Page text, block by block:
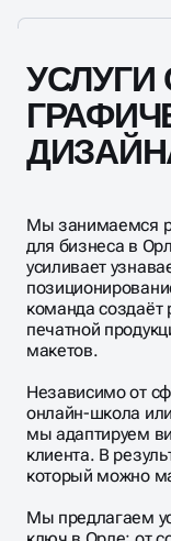
Мы занимаемся
для бизнеса в
усиливает
команда создаёт
печатной
макетов.
Независимо от
онлайн-школа
мы адаптируем
клиента. В
который можно
Мы предлагаем